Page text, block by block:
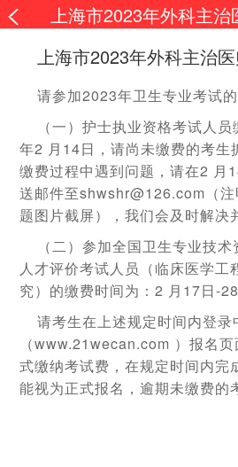
上海市2023年外科主
上海市2023年外科主治
请参加2023年卫生专业考试的
（一）护士执业资格考试人
年2 月14日，请尚未缴费的考生
缴费过程中遇到问题，请在2 月
送邮件至shwshr@126.com（
题图片截屏），我们会及时解决
（二）参加全国卫生专业技
人才评价考试人员（临床医学工
究）的缴费时间为：2 月17日-28
请考生在上述规定时间内登录
（www.21wecan.com ）报名
式缴纳考试费，在规定时间内完
能视为正式报名，逾期未缴费的